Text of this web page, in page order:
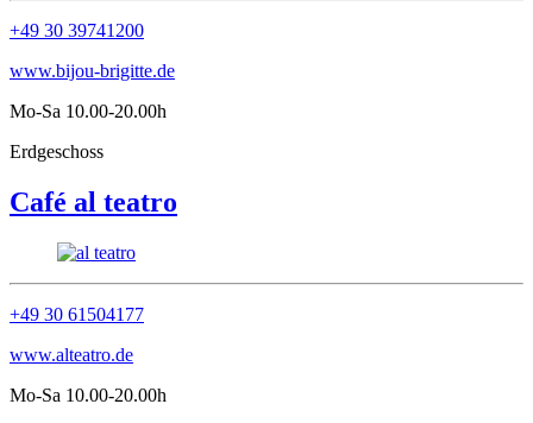
+49 30 39741200
www.bijou-brigitte.de
Mo-Sa 10.00-20.00h
Erdgeschoss
Café al teatro
+49 30 61504177
www.alteatro.de
Mo-Sa 10.00-20.00h